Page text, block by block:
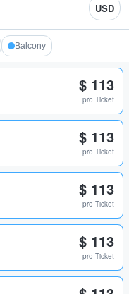
USD
Balcony
$ 113
pro Ticket
$ 113
pro Ticket
$ 113
pro Ticket
$ 113
pro Ticket